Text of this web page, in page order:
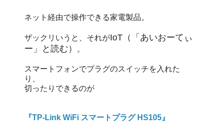
ネット経由で操作できる家電製品。
ザックリいうと、それがIoT（「あいおーてぃ
ー」と読む）
。
スマートフォンでプラグのスイッチを入れた
り、
切ったりできるのが
『TP-Link WiFi スマートプラグ HS105』